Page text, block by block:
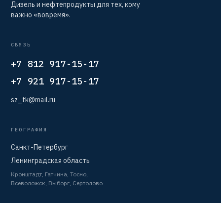
Дизель и нефтепродукты для тех, кому
важно «вовремя».
СВЯЗЬ
+7 812 917-15-17
+7 921 917-15-17
sz_tk@mail.ru
ГЕОГРАФИЯ
Санкт-Петербург
Ленинградская область
Кронштадт, Гатчина, Тосно,
Всеволожск, Выборг, Сертолово